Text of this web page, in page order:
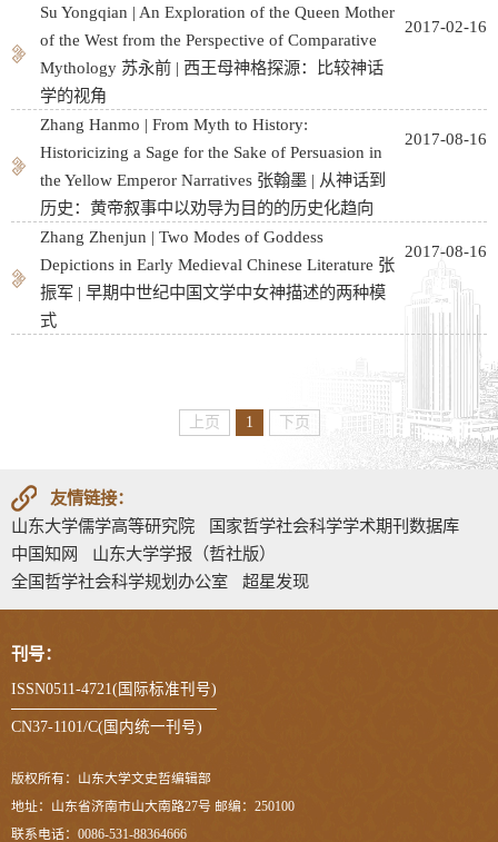
Su Yongqian | An Exploration of the Queen Mother
of the West from the Perspective of Comparative
Mythology 苏永前 | 西王母神格探源：比较神话
学的视角
2017-02-16
Zhang Hanmo | From Myth to History:
Historicizing a Sage for the Sake of Persuasion in
the Yellow Emperor Narratives 张翰墨 | 从神话到
历史：黄帝叙事中以劝导为目的的历史化趋向
2017-08-16
Zhang Zhenjun | Two Modes of Goddess
Depictions in Early Medieval Chinese Literature 张
振军 | 早期中世纪中国文学中女神描述的两种模
式
2017-08-16
上页 1 下页
友情链接：
山东大学儒学高等研究院
国家哲学社会科学学术期刊数据库
中国知网
山东大学学报（哲社版）
全国哲学社会科学规划办公室
超星发现
刊号：
ISSN0511-4721(国际标准刊号)
CN37-1101/C(国内统一刊号)
版权所有：山东大学文史哲编辑部
地址：山东省济南市山大南路27号 邮编：250100
联系电话：0086-531-88364666